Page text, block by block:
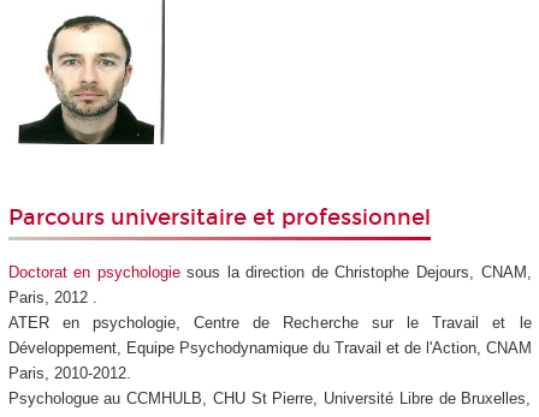
Parcours universitaire et professionnel
Doctorat en psychologiesous la direction de Christophe Dejours, CNAM,
Paris, 2012 .
ATER en psychologie, Centre de Recherche sur le Travail et le
Développement, Equipe Psychodynamique du Travail et de l'Action, CNAM
Paris, 2010-2012.
Psychologue au CCMHULB, CHU St Pierre, Université Libre de Bruxelles,